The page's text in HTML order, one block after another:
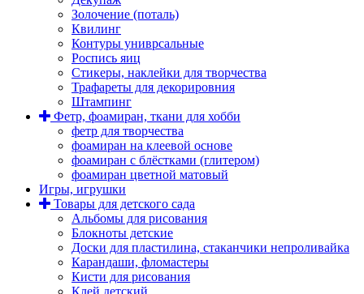
Золочение (поталь)
Квилинг
Контуры униврсальные
Роспись яиц
Стикеры, наклейки для творчества
Трафареты для декорировния
Штампинг
Фетр, фоамиран, ткани для хобби
фетр для творчества
фоамиран на клеевой основе
фоамиран с блёстками (глитером)
фоамиран цветной матовый
Игры, игрушки
Товары для детского сада
Альбомы для рисования
Блокноты детские
Доски для пластилина, стаканчики непроливайка
Карандаши, фломастеры
Кисти для рисования
Клей детский